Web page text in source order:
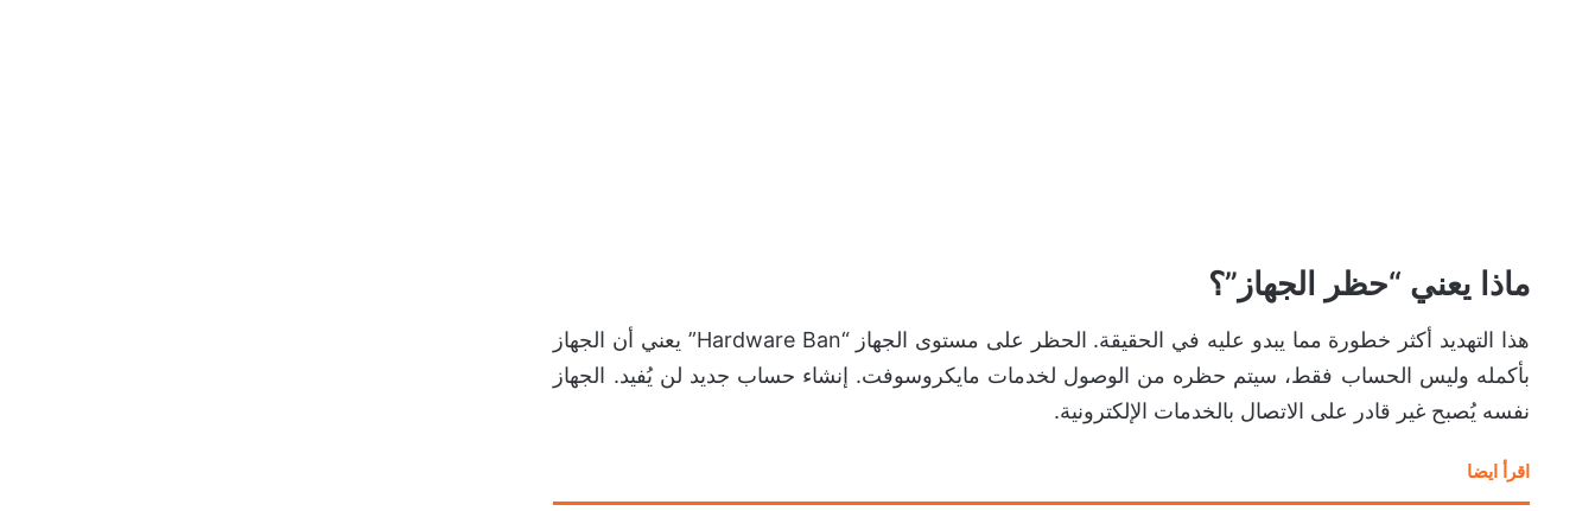
ماذا يعني “حظر الجهاز”؟
هذا التهديد أكثر خطورة مما يبدو عليه في الحقيقة. الحظر على مستوى الجهاز “Hardware Ban” يعني أن الجهاز
بأكمله وليس الحساب فقط، سيتم حظره من الوصول لخدمات مايكروسوفت. إنشاء حساب جديد لن يُفيد. الجهاز
نفسه يُصبح غير قادر على الاتصال بالخدمات الإلكترونية.
اقرأ ايضا